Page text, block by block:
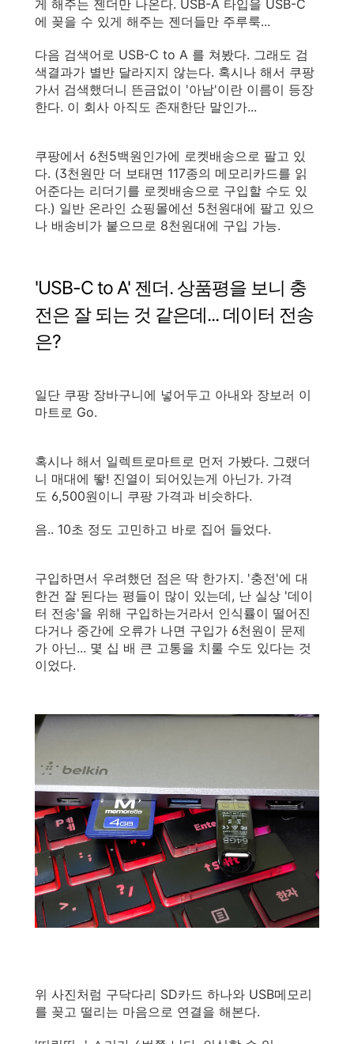
게 해주는 젠더만 나온다. USB-A 타입을 USB-C
에 꽂을 수 있게 해주는 젠더들만 주루룩...
다음 검색어로 USB-C to A 를 쳐봤다. 그래도 검
색결과가 별반 달라지지 않는다. 혹시나 해서 쿠팡
가서 검색했더니 뜬금없이 '아남'이란 이름이 등장
한다. 이 회사 아직도 존재한단 말인가...
쿠팡에서 6천5백원인가에 로켓배송으로 팔고 있
다. (3천원만 더 보태면 117종의 메모리카드를 읽
어준다는 리더기를 로켓배송으로 구입할 수도 있
다.) 일반 온라인 쇼핑몰에선 5천원대에 팔고 있으
나 배송비가 붙으므로 8천원대에 구입 가능.
'USB-C to A' 젠더. 상품평을 보니 충
전은 잘 되는 것 같은데... 데이터 전송
은?
일단 쿠팡 장바구니에 넣어두고 아내와 장보러 이
마트로 Go.
혹시나 해서 일렉트로마트로 먼저 가봤다. 그랬더
니 매대에 뙇! 진열이 되어있는게 아닌가. 가격
도 6,500원이니 쿠팡 가격과 비슷하다.
음.. 10초 정도 고민하고 바로 집어 들었다.
구입하면서 우려했던 점은 딱 한가지. '충전'에 대
한건 잘 된다는 평들이 많이 있는데, 난 실상 '데이
터 전송'을 위해 구입하는거라서 인식률이 떨어진
다거나 중간에 오류가 나면 구입가 6천원이 문제
가 아닌... 몇 십 배 큰 고통을 치룰 수도 있다는 것
이었다.
위 사진처럼 구닥다리 SD카드 하나와 USB메모리
를 꽂고 떨리는 마음으로 연결을 해본다.